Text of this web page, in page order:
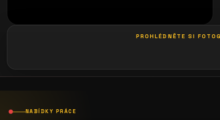
PROHLÉDNĚTE SI
NABÍDKY PRÁCE